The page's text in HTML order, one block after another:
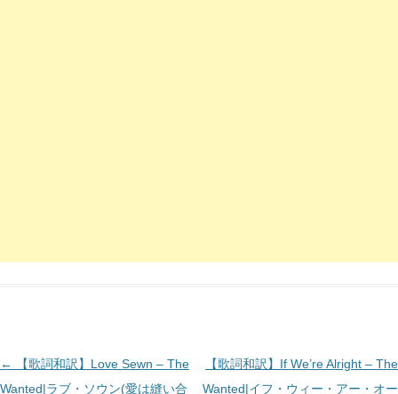
投
稿
←
【歌詞和訳】Love Sewn – The
Wanted|ラブ・ソウン(愛は縫い合
【歌詞和訳】If We’re Alright – The
Wanted|イフ・ウィー・アー・オー